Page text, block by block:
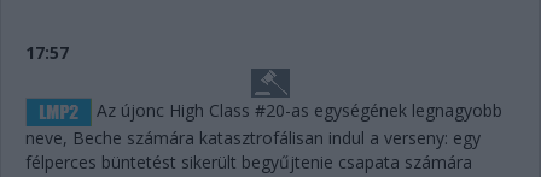
17:57
Az újonc High Class #20-as egységének legnagyobb
neve, Beche számára katasztrofálisan indul a verseny: egy
félperces büntetést sikerült begyűjtenie csapata számára